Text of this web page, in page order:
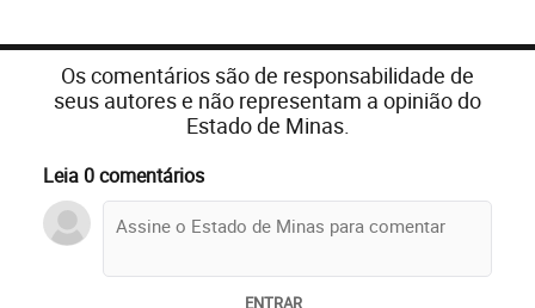
Os comentários são de responsabilidade de
seus autores e não representam a opinião do
Estado de Minas.
Leia 0 comentários
ENTRAR